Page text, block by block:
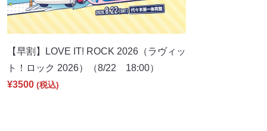
【早割】LOVE IT! ROCK 2026（ラヴィッ
ト！ロック 2026）（8/22 18:00）
¥3500 (税込)